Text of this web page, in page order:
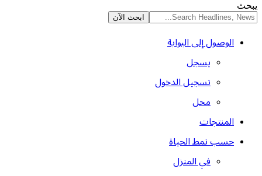
يبحث
الوصول إلى البوابة
يسجل
تسجيل الدخول
محل
المنتجات
حسب نمط الحياة
في المنزل